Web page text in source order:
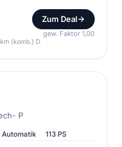
Zum Deal
gew. Faktor 1,00
(komb.) D
P
Automatik 113 PS